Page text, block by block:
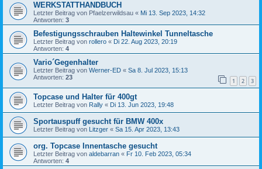
WERKSTATTHANDBUCH
Letzter Beitrag von Pfaelzerwildsau « Mi 13. Sep 2023, 14:32
Antworten: 3
Befestigungsschrauben Haltewinkel Tunneltasche
Letzter Beitrag von rollero « Di 22. Aug 2023, 20:19
Antworten: 4
Vario´Gegenhalter
Letzter Beitrag von Werner-ED « Sa 8. Jul 2023, 15:13
Antworten: 23 1 2 3
Topcase und Halter für 400gt
Letzter Beitrag von Rally « Di 13. Jun 2023, 19:48
Sportauspuff gesucht für BMW 400x
Letzter Beitrag von Litzger « Sa 15. Apr 2023, 13:43
org. Topcase Innentasche gesucht
Letzter Beitrag von aldebarran « Fr 10. Feb 2023, 05:34
Antworten: 4